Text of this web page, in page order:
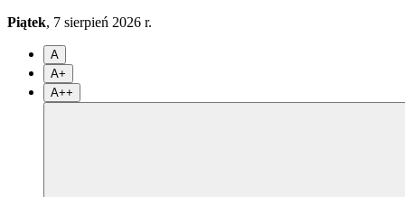
Piątek, 7 sierpień 2026 r.
A
A+
A++